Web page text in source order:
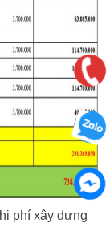
phí xây dựng